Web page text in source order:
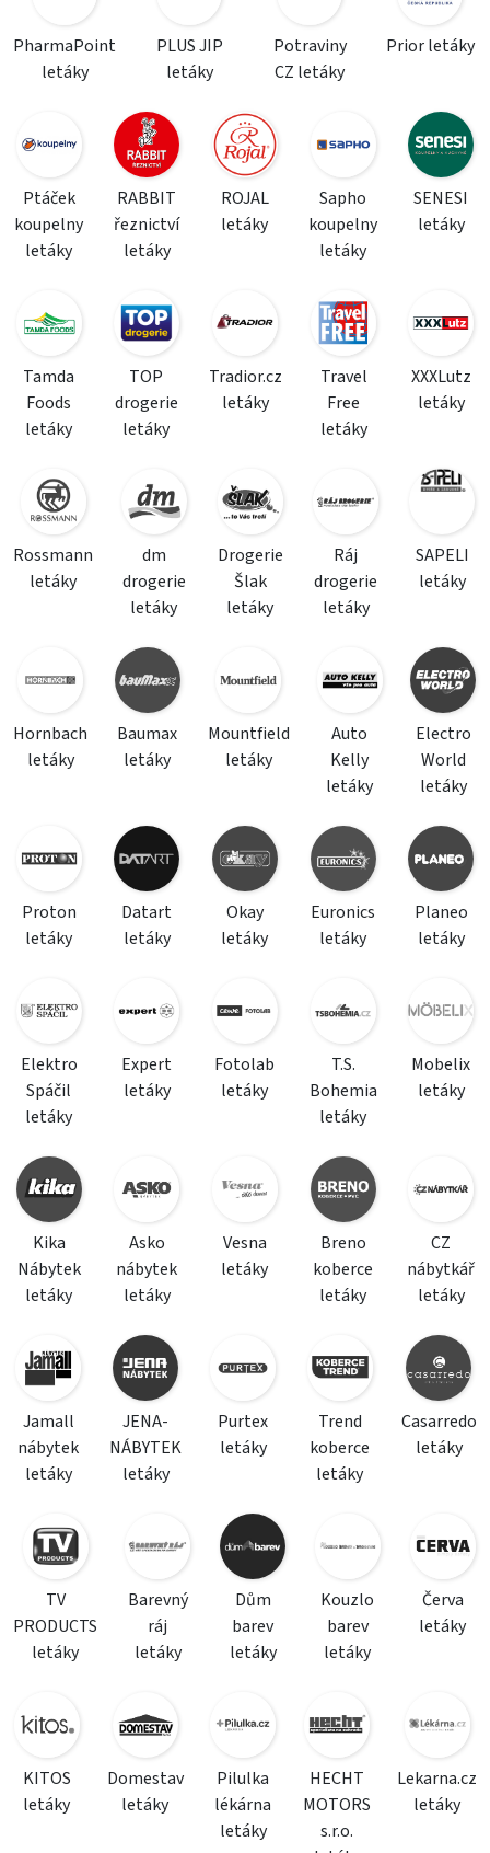
PharmaPoint
letáky
PLUS JIP
letáky
Potraviny
CZ letáky
Prior letáky
Ptáček
koupelny
letáky
RABBIT
řeznictví
letáky
ROJAL
letáky
Sapho
koupelny
letáky
SENESI
letáky
Tamda
Foods
letáky
TOP
drogerie
letáky
Tradior.cz
letáky
Travel
Free
letáky
XXXLutz
letáky
Rossmann
letáky
dm
drogerie
letáky
Drogerie
Šlak
letáky
Ráj
drogerie
letáky
SAPELI
letáky
Hornbach
letáky
Baumax
letáky
Mountfield
letáky
Auto
Kelly
letáky
Electro
World
letáky
Proton
letáky
Datart
letáky
Okay
letáky
Euronics
letáky
Planeo
letáky
Elektro
Spáčil
letáky
Expert
letáky
Fotolab
letáky
T.S.
Bohemia
letáky
Mobelix
letáky
Kika
Nábytek
letáky
Asko
nábytek
letáky
Vesna
letáky
Breno
koberce
letáky
CZ
nábytkář
letáky
Jamall
nábytek
letáky
JENA-
NÁBYTEK
letáky
Purtex
letáky
Trend
koberce
letáky
Casarredo
letáky
TV
PRODUCTS
letáky
Barevný
ráj
letáky
Dům
barev
letáky
Kouzlo
barev
letáky
Červa
letáky
KITOS
letáky
Domestav
letáky
Pilulka
lékárna
letáky
HECHT
MOTORS
s.r.o.
Lekarna.cz
letáky